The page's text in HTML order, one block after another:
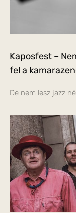
Kaposfest –
fel a
De nem lesz jazz